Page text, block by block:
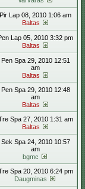
Pir Lap 08, 2010 1:06 am
Baltas
Lap 05, 2010 3:32 pm
Baltas
Pen Spa 29, 2010 12:51
am
Baltas
Pen Spa 29, 2010 12:48
am
Baltas
Spa 27, 2010 1:31 am
Baltas
Sek Spa 24, 2010 10:57
am
bgmc
Spa 20, 2010 6:24 pm
Daugminas